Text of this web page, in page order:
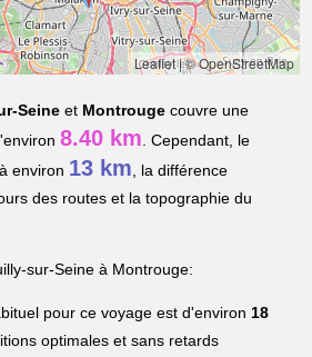
Leaflet|© OpenStreetMap
Seine et Montrouge couvre une
8.40 km. Cependant, le
environ 13 km, la différence
des routes et la topographie du
sur-Seine à Montrouge:
pour ce voyage est d'environ18
optimales et sans retards